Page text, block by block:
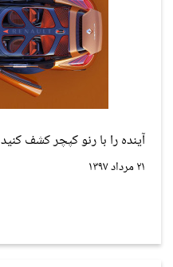
آینده را با رنو کپچر کشف کنید
۲۱ مرداد ۱۳۹۷